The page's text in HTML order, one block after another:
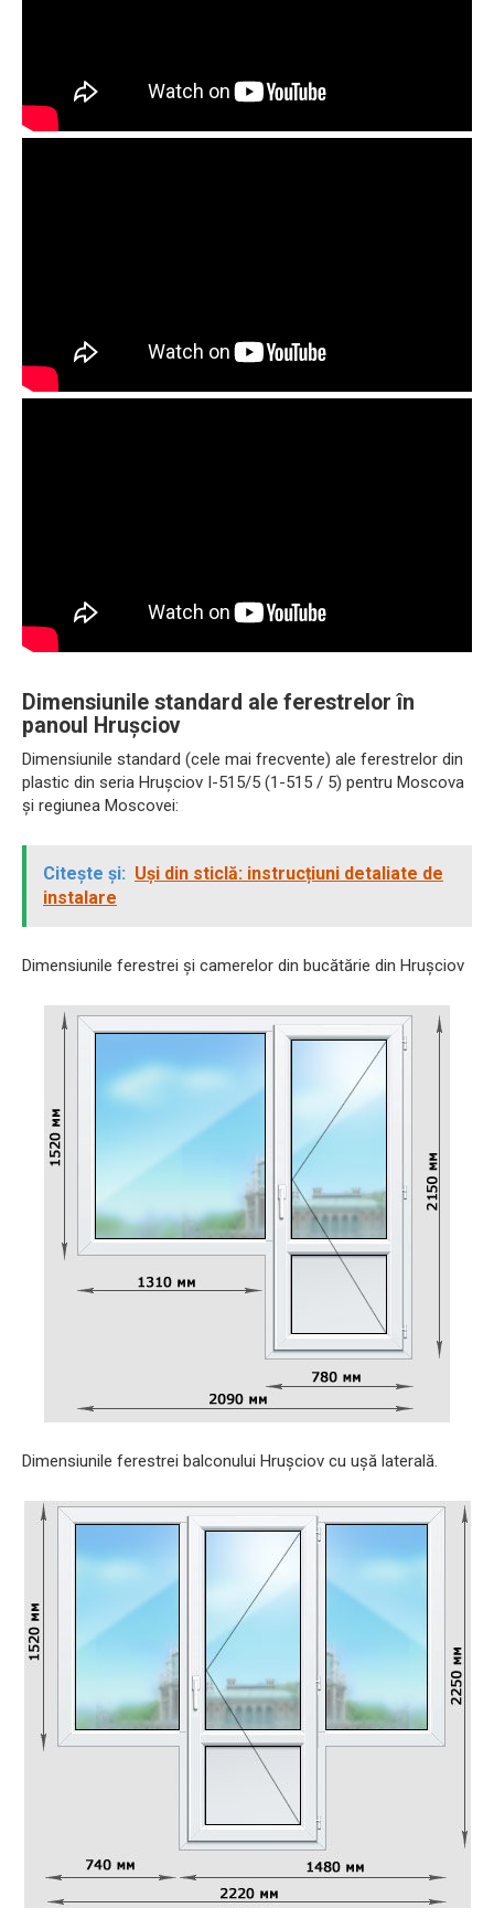
Dimensiunile standard ale ferestrelor în
panoul Hrușciov
Dimensiunile standard (cele mai frecvente) ale ferestrelor din
plastic din seria Hrușciov I-515/5 (1-515 / 5) pentru Moscova
și regiunea Moscovei:
Citește și: Uși din sticlă: instrucțiuni detaliate de
instalare
Dimensiunile ferestrei și camerelor din bucătărie din Hrușciov
Dimensiunile ferestrei balconului Hrușciov cu ușă laterală.